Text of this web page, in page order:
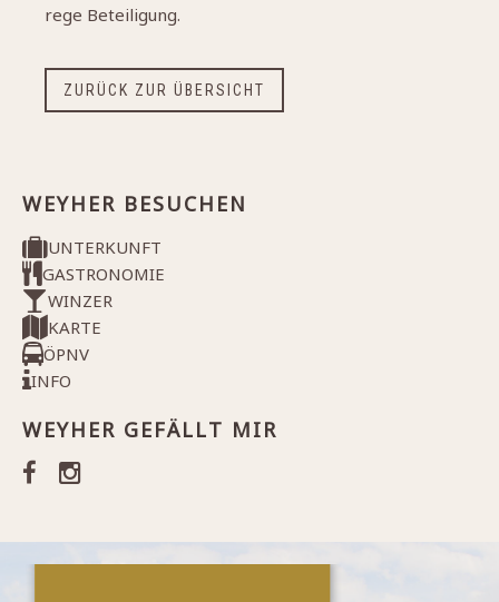
rege Beteiligung.
ZURÜCK ZUR ÜBERSICHT
WEYHER BESUCHEN
UNTERKUNFT
GASTRONOMIE
WINZER
KARTE
ÖPNV
INFO
WEYHER GEFÄLLT MIR